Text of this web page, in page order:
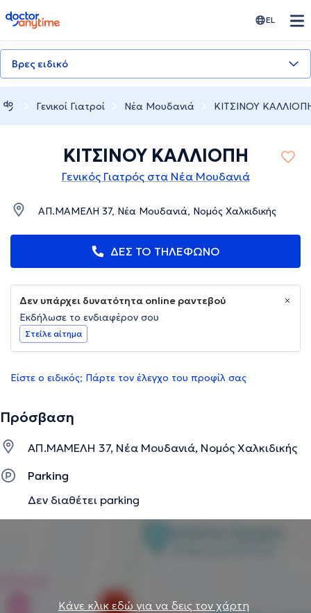
doctoranytime EL
Βρες ειδικό
Γενικοί Γιατροί Νέα Μουδανιά ΚΙΤΣΙΝΟΥ
ΚΙΤΣΙΝΟΥ ΚΑΛΛΙΟΠΗ
Γενικός Γιατρός στα Νέα Μουδανιά
ΑΠ.ΜΑΜΕΛΗ 37, Νέα Μουδανιά, Νομός Χαλκιδικής
ΔΕΣ ΤΟ ΤΗΛΕΦΩΝΟ
Δεν υπάρχει δυνατότητα online ραντεβού
Εκδήλωσε το ενδιαφέρον σου
Στείλε αίτημα
Είστε ο ειδικός; Πάρτε τον έλεγχο του προφίλ σας
Πρόσβαση
ΑΠ.ΜΑΜΕΛΗ 37, Νέα Μουδανιά, Νομός Χαλκιδικής
Parking
Δεν διαθέτει parking
Κάνε κλικ εδώ για να δεις τον χάρτη